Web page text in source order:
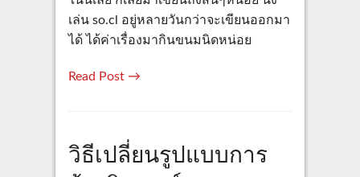
เล่น so.cl อยู่หลายวันกว่าจะเขียนออกมา
ได้ ได้ค่าเรื่องมากินขนมนิดหน่อย
Read Post →
วิธีเปลี่ยนรูปแบบการ